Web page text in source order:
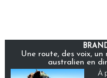
Une route, des voix, un
australien en
À